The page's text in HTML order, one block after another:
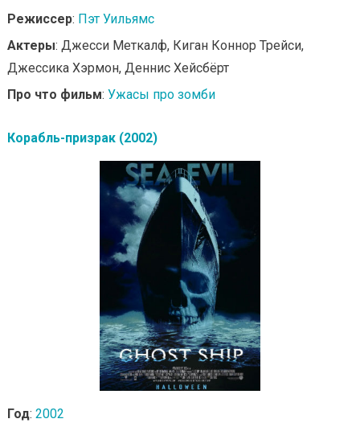
Режиссер: Пэт Уильямс
Актеры: Джесси Меткалф, Киган Коннор Трейси,
Джессика Хэрмон, Деннис Хейсбёрт
Про что фильм: Ужасы про зомби
Корабль-призрак (2002)
Год: 2002